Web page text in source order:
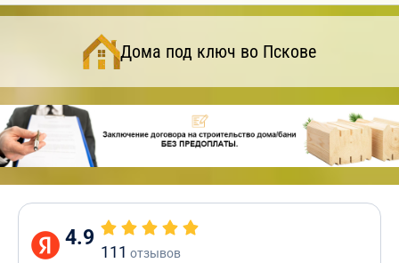
Дома под ключ во Пскове
4.9
111 отзывов